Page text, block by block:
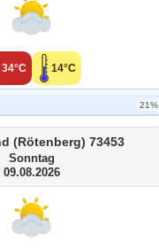
34°C 14°C
21%
(Rötenberg) 73453
Sonntag
09.08.2026